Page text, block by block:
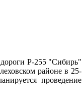
Р-255 "Сибирь"
районе в 25-
проведение